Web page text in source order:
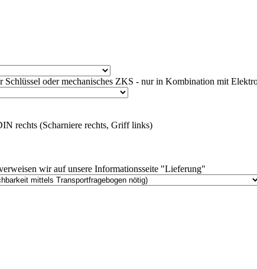
Schlüssel oder mechanisches ZKS - nur in Kombination mit
rechts (Scharniere rechts, Griff links)
wir auf unsere Informationsseite "Lieferung"